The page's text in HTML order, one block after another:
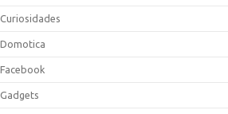
Curiosidades
Domotica
Facebook
Gadgets